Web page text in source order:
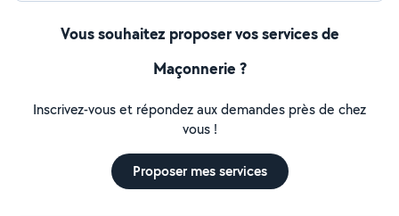
Vous souhaitez proposer vos services de
Maçonnerie ?
Inscrivez-vous et répondez aux demandes près de chez
vous !
Proposer mes services